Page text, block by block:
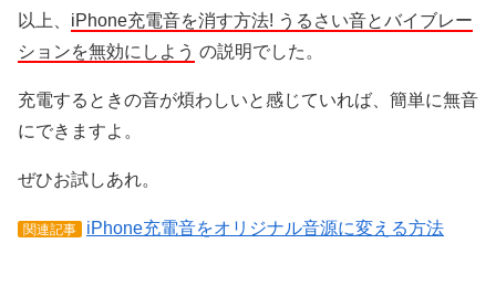
以上、 iPhone充電音を消す方法! うるさい音とバイブレー
ションを無効にしよう の説明でした。
充電するときの音が煩わしいと感じていれば、簡単に無音
にできますよ。
ぜひお試しあれ。
関連記事 iPhone充電音をオリジナル音源に変える方法